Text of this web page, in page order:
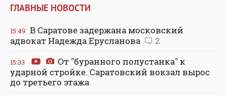
ГЛАВНЫЕ НОВОСТИ
15:49 В Саратове задержана московский
адвокат Надежда Ерусланова
2
15:33
От "буранного полустанка" к
ударной стройке. Саратовский вокзал вырос
до третьего этажа